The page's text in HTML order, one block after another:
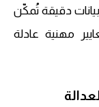
دقيقة تُمكّن
مهنية عادلة